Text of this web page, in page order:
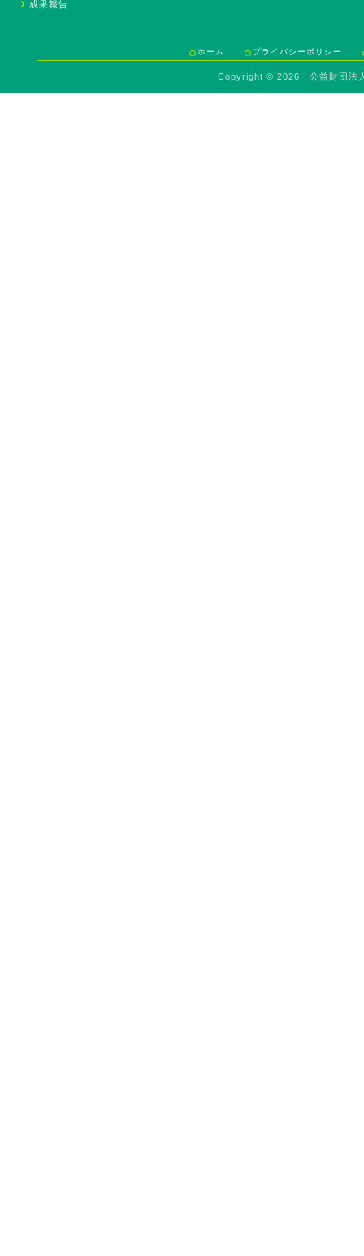
成果報告
ホーム プライバシーポリシー
Copyright ©2026 公益財団法